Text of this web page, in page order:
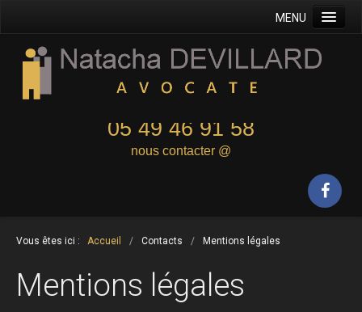
MENU
Accueil
Maître Devillard
Domaine d'intervention
Principes généraux
Plan
Plan du site
05 49 46 91 58
nous contacter @
Vous êtes ici : Accueil / Contacts / Mentions légales
Mentions légales